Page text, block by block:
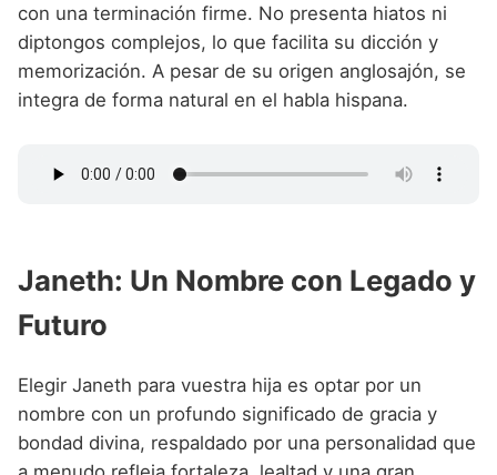
con una terminación firme. No presenta hiatos ni
diptongos complejos, lo que facilita su dicción y
memorización. A pesar de su origen anglosajón, se
integra de forma natural en el habla hispana.
Janeth: Un Nombre con Legado y
Futuro
Elegir Janeth para vuestra hija es optar por un
nombre con un profundo significado de gracia y
bondad divina, respaldado por una personalidad que